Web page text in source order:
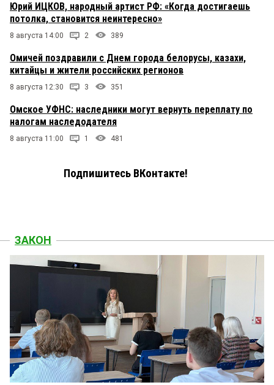
Юрий ИЦКОВ, народный артист РФ: «Когда достигаешь
потолка, становится неинтересно»
8 августа 14:00 2 389
Омичей поздравили с Днем города белорусы, казахи,
китайцы и жители российских регионов
8 августа 12:30 3 351
Омское УФНС: наследники могут вернуть переплату по
налогам наследодателя
8 августа 11:00 1 481
Подпишитесь ВКонтакте!
ЗАКОН